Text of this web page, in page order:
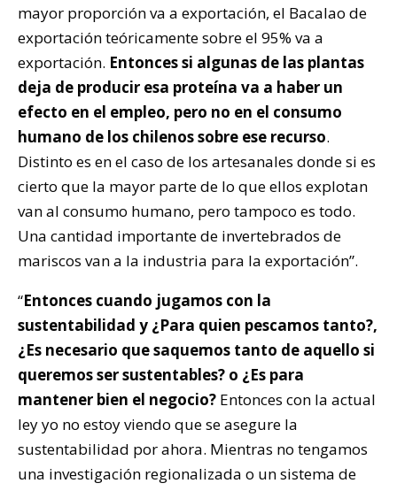
mayor proporción va a exportación, el Bacalao de
exportación teóricamente sobre el 95% va a
exportación. Entonces si algunas de las plantas
deja de producir esa proteína va a haber un
efecto en el empleo, pero no en el consumo
humano de los chilenos sobre ese recurso.
Distinto es en el caso de los artesanales donde si es
cierto que la mayor parte de lo que ellos explotan
van al consumo humano, pero tampoco es todo.
Una cantidad importante de invertebrados de
mariscos van a la industria para la exportación”.
“Entonces cuando jugamos con la
sustentabilidad y ¿Para quien pescamos tanto?,
¿Es necesario que saquemos tanto de aquello si
queremos ser sustentables? o ¿Es para
mantener bien el negocio? Entonces con la actual
ley yo no estoy viendo que se asegure la
sustentabilidad por ahora. Mientras no tengamos
una investigación regionalizada o un sistema de